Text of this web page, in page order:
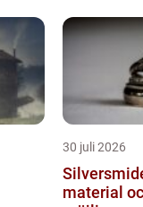
30 juli 2026
Silversmide
material